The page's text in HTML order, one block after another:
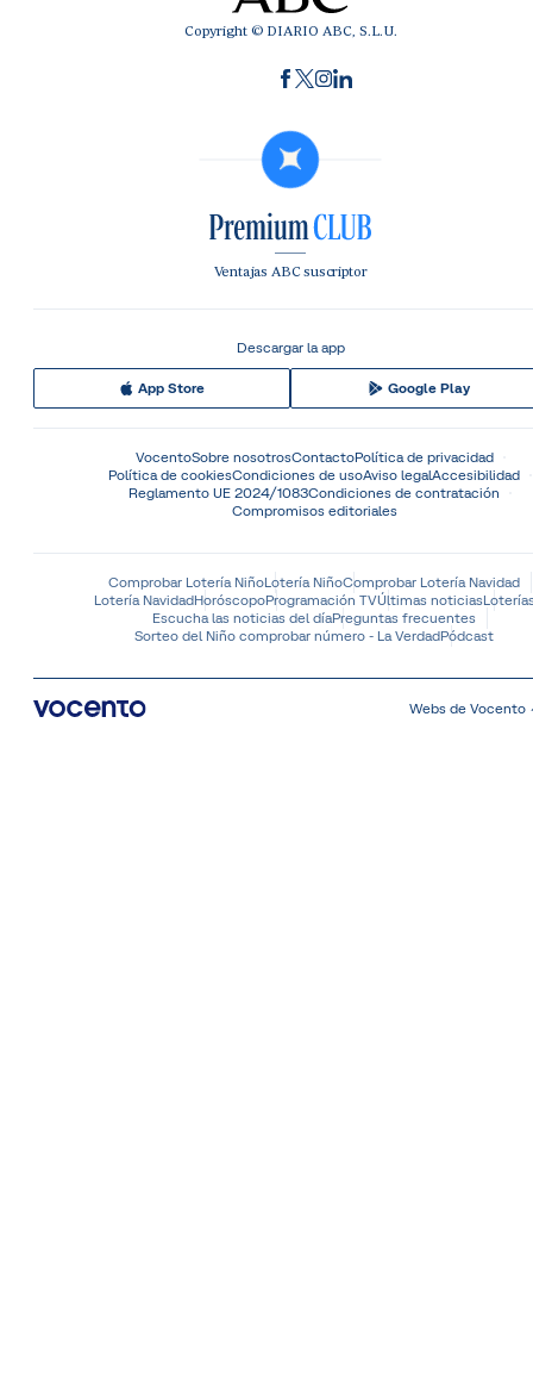
Copyright © DIARIO ABC, S.L.U.
Ventajas ABC suscriptor
Descargar la app
App Store Google Play
VocentoSobre nosotrosContactoPolítica de privacidad
Política de cookiesCondiciones de usoAviso legalAccesibilidad
Reglamento UE 2024/1083Condiciones de contratación
Compromisos editoriales
Comprobar Lotería NiñoLotería NiñoComprobar Lotería Navidad
Lotería NavidadHoróscopoProgramación TVÚltimas noticias
Escucha las noticias del díaPreguntas frecuentes
Sorteo del Niño comprobar número - La VerdadPódcast
Webs de Vocento